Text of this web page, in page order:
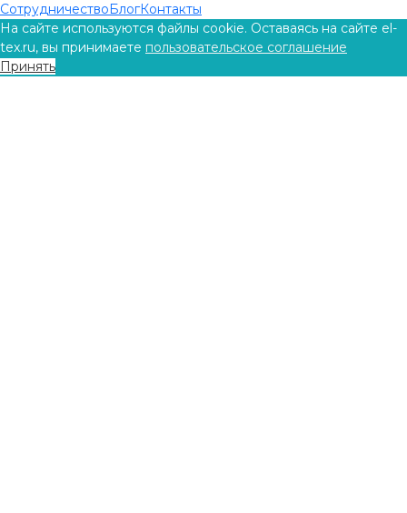
СотрудничествоБлогКонтакты
На сайте используются файлы cookie. Оставаясь на сайте el-
tex.ru, вы принимаете пользовательское соглашение
Принять